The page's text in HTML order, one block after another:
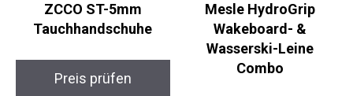
ZCCO ST-5mm
Tauchhandschuhe
Preis prüfen
Mesle HydroGrip
Wakeboard- &
Wasserski-Leine
Combo